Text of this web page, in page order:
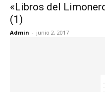
«Libros del
(1)
Admin - junio 2, 2017